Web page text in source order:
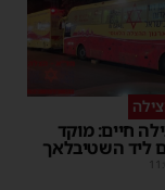
חיים: מוקד
ליד השטיבלאך